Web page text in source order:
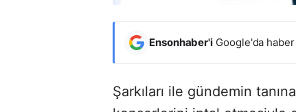
Ensonhaber'i Google'da
Şarkıları ile gündemin